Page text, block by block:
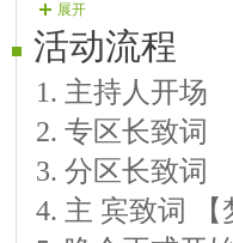
【嘉宾】天缘
【嘉宾】雨滴
【主宾】梦紫
展开
活动流程
1. 主持人开场
2. 专区长致词
3. 分区长致词
4. 主 宾致词 【